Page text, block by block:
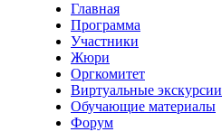
Главная
Программа
Участники
Жюри
Оргкомитет
Виртуальные экскурсии
Обучающие материалы
Форум